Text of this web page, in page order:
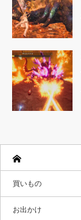
買いもの
お出かけ